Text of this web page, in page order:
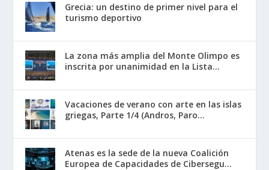
Grecia: un destino de primer nivel para el
turismo deportivo
La zona más amplia del Monte Olimpo es
inscrita por unanimidad en la Lista...
Vacaciones de verano con arte en las islas
griegas, Parte 1/4 (Andros, Paro...
Atenas es la sede de la nueva Coalición
Europea de Capacidades de Cibersegu...